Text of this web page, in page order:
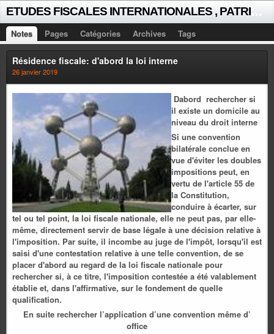
Notes Pages Catégories Archives Tags
Résidence fiscale: d'abord la loi interne
26 janvier 2019
Dabord rechercher si
il existe un domicile au
niveau du droit interne
Si une convention
bilatérale conclue en
vue d'éviter les doubles
impositions peut, en
vertu de l'article 55 de
la Constitution,
conduire à écarter, sur
tel ou tel point, la loi fiscale nationale, elle ne peut pas, par elle-
même, directement servir de base légale à une décision relative à
l'imposition. Par suite, il incombe au juge de l'impôt, lorsqu'il est
saisi d'une contestation relative à une telle convention, de se
placer d'abord au regard de la loi fiscale nationale pour
rechercher si, à ce titre, l'imposition contestée a été valablement
établie et, dans l'affirmative, sur le fondement de quelle
qualification.
En suite rechercher l’application d’une convention même d’
office